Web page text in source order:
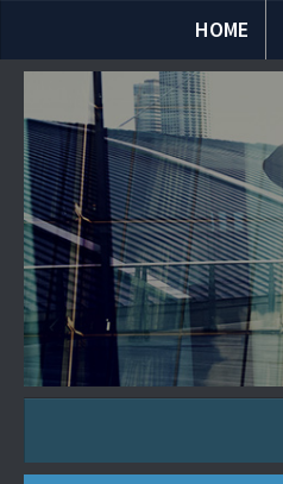
HOME